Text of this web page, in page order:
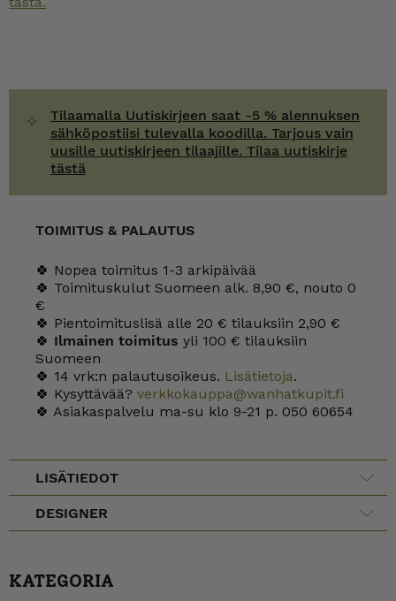
Tilaamalla Uutiskirjeen saat -5 % alennuksen
sähköpostiisi tulevalla koodilla. Tarjous vain
uusille uutiskirjeen tilaajille. Tilaa uutiskirje
tästä
TOIMITUS & PALAUTUS
🍀 Nopea toimitus 1-3 arkipäivää
🍀 Toimituskulut Suomeen alk. 8,90 €, nouto 0
€
🍀 Pientoimituslisä alle 20 € tilauksiin 2,90 €
🍀 Ilmainen toimitus yli 100 € tilauksiin
Suomeen
🍀 14 vrk:n palautusoikeus. Lisätietoja.
🍀 Kysyttävää? verkkokauppa@wanhatkupit.fi
🍀 Asiakaspalvelu ma-su klo 9-21 p. 050 60654
LISÄTIEDOT
DESIGNER
KATEGORIA